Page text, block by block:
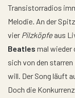
Transistorradios
Melodie. An der
vier Pilzköpfe aus
Beatles mal wieder
sich von den
will. Der Song läuft
Doch die